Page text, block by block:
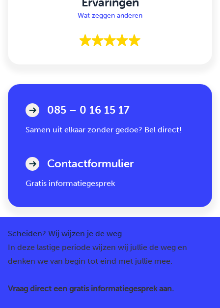
Wat zeggen anderen
085 – 0 16 15 17
Samen uit elkaar zonder gedoe? Bel direct!
Contactformulier
Gratis informatiegesprek
Scheiden? Wij wijzen je de weg
In deze lastige periode wijzen wij jullie de weg en
denken we van begin tot eind met jullie mee.
Vraag direct een gratis informatiegesprek aan.